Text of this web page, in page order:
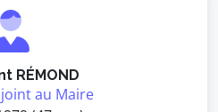
RÉMOND
au Maire